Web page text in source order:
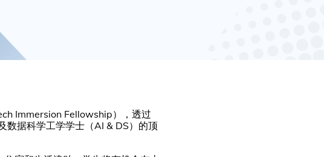
Immersion Fellowship），透过
数据科学工学学士（AI & DS）的顶